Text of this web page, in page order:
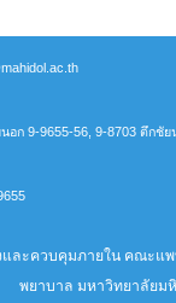
อก 9-9655-56, 9-8703 ตึกชัย
และควบคุมภายใน คณะแ
พยาบาล มหาวิทยาลัยม